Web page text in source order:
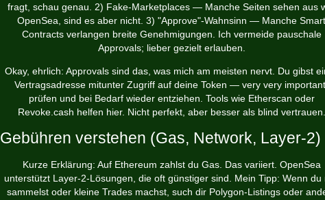
fragt, schau genau. 2) Fake-Marketplaces — Manche Seiten sehen aus
OpenSea, sind es aber nicht. 3) "Approve"-Wahnsinn — Manche Smart
Contracts verlangen breite Genehmigungen. Ich vermeide pauschale
Approvals; lieber gezielt erlauben.
Okay, ehrlich: Approvals sind das, was mich am meisten nervt. Du gibst
Vertragsadresse mitunter Zugriff auf deine Token — very very
prüfen und bei Bedarf wieder entziehen. Tools wie Etherscan oder
Revoke.cash helfen hier. Nicht perfekt, aber besser als blind vertrauen.
Gebühren verstehen (Gas, Network, Layer-2)
Kurze Erklärung: Auf Ethereum zahlst du Gas. Das variiert. OpenSea
unterstützt Layer-2-Lösungen, die oft günstiger sind. Mein Tipp: Wenn du
sammelst oder kleine Trades machst, such dir Polygon-Listings oder